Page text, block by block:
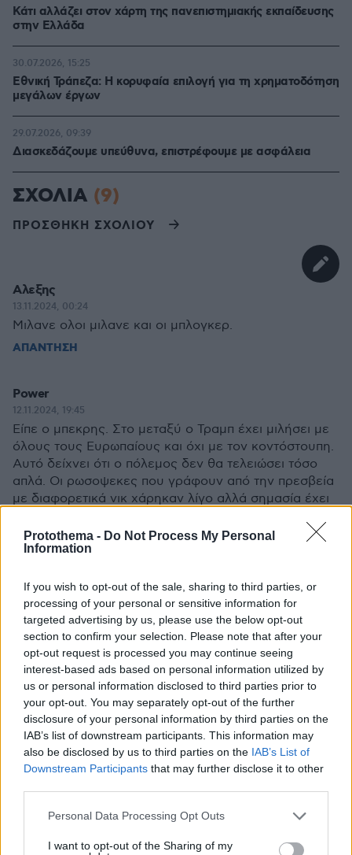
Protothema - Do Not Process My Personal
Information
If you wish to opt-out of the sale, sharing to third parties, or
processing of your personal or sensitive information for
targeted advertising by us, please use the below opt-out
section to confirm your selection. Please note that after your
opt-out request is processed you may continue seeing
interest-based ads based on personal information utilized by
us or personal information disclosed to third parties prior to
your opt-out. You may separately opt-out of the further
disclosure of your personal information by third parties on the
IAB’s list of downstream participants. This information may
also be disclosed by us to third parties on the IAB’s List of
Downstream Participants that may further disclose it to other
Please note that this website/app uses one or more Google
not limited to your visit or usage behaviour. You may click to
Personal Data Processing Opt Outs
I want to opt-out of the Sharing of my
Κάτι αλλάζει στον χάρτη της πανεπιστημιακής εκπαίδευσης
στην Ελλάδα
Εθνική Τράπεζα: Η κορυφαία επιλογή για τη χρηματοδότηση
μεγάλων έργων
30.07.2026, 15:25
Διασκεδάζουμε υπεύθυνα, επιστρέφουμε με ασφάλεια
29.07.2026, 09:39
ΣΧΟΛΙΑ (9)
ΠΡΟΣΘΗΚΗ ΣΧΟΛΙΟΥ
Αλεξης
13.11.2024, 00:24
Μιλανε ολοι μιλανε και οι μπλογκερ.
ΑΠΑΝΤΗΣΗ
Power
12.11.2024, 19:45
Είπε ο μπεκρης. Στο μεταξύ ο Τραμπ έχει μιλήσει με
όλους τους Ευρωπαίους και όχι με τον κοντόστουπη.
Αυτό δείχνει ότι ο πόλεμος δεν θα τελειώσει τόσο
απλά. Οι ρωσοψεκες που γράφουν από την πρεσβεία
με διαφορετικά νικ χάρηκαν λίγο αλλά σημασία έχει
απομονωμένη χώρα ενώ εμείς περνάμε καλά οποίος
και αν είναι πρόεδρος στην Αμερική. Έτσι είναι.
Η Μόσχα είναι Ουκρανική.
12.11.2024, 15:18
Οι Ρώσοι είναι ένας βάρβαρους ασιατικός λαός που
ζηλεύει απίστευτα την Ευρώπη που είναι πλούσια
όμορφη έχει θάλασσα ήλιο πολιτισμό μουσική σινεμά
αθλητισμό βιομηχανία τουρισμό,η Ρωσία είναι μια
αποτυχημένη χώρα.
ΑΠΑΝΤΗΣΗ
🇬🇷❤️🇷🇺❤️🇬🇷❤️🇷🇺❤️🇬🇷❤️🇷🇺
12.11.2024, 14:58
τον ουκρανικό ζυγό. Ζήτω η Ρωσία!